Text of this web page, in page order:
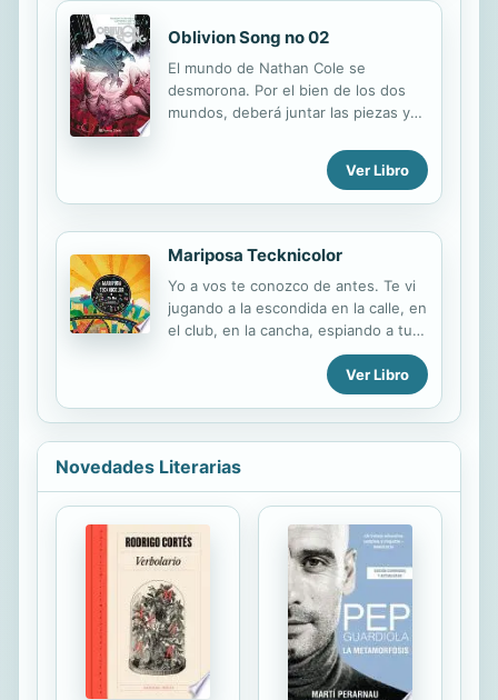
Oblivion Song no 02
El mundo de Nathan Cole se
desmorona. Por el bien de los dos
mundos, deberá juntar las piezas y
Ver Libro
Mariposa Tecknicolor
Yo a vos te conozco de antes. Te vi
jugando a la escondida en la calle, en
el club, en la cancha, espiando a tu
primer amor. Pas� el tiempo, se
fueron los trenes y no nos volvimos
a ver. �Y si hoy nos reencontramos
a bordo de una mariposa
tecknicolor?la marca terrible celebra
50 a�os del rock en castellano.
Ver Libro
Novedades Literarias